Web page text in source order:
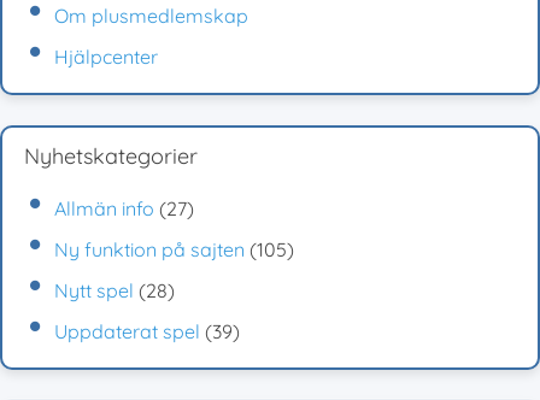
Om plusmedlemskap
Hjälpcenter
Nyhetskategorier
Allmän info (27)
Ny funktion på sajten (105)
Nytt spel (28)
Uppdaterat spel (39)